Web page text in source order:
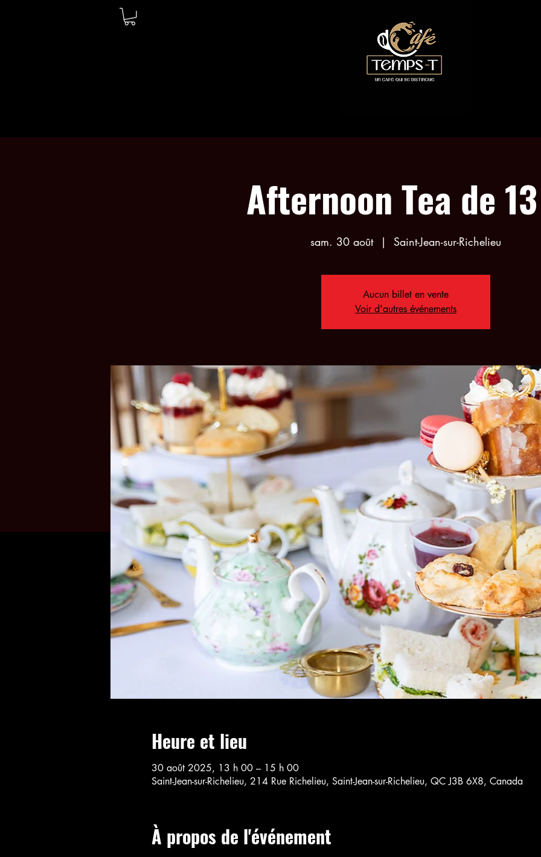
Afternoon Tea de
sam. 30 août
  |
Saint-Jean-sur-Richelieu
Aucun billet en vente
Voir d'autres événements
Heure et lieu
30 août 2025, 13 h 00 – 15 h 00
Saint-Jean-sur-Richelieu, 214 Rue Richelieu, Saint-Jean-sur-Richelieu, QC J3B 6X8, Canada
À propos de l'événement